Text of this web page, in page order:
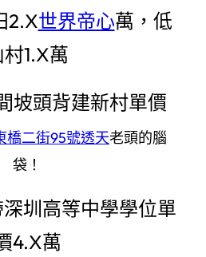
2.X世界帝心萬，低
村1.X萬
坡頭背建新村單價
橋二街95號透天老頭的腦
袋！
圳高等中學學位單
4.X萬